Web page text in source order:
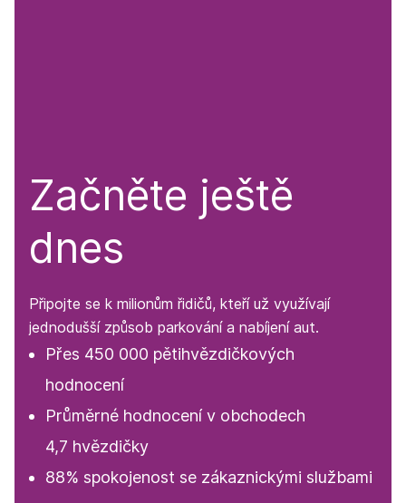
Začněte ještě
dnes
Připojte se k milionům řidičů, kteří už využívají
jednodušší způsob parkování a nabíjení aut.
Přes 450 000 pětihvězdičkových
hodnocení
Průměrné hodnocení v obchodech
4,7 hvězdičky
88% spokojenost se zákaznickými službami